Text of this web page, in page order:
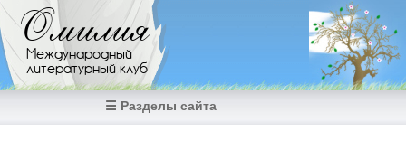
Перейти к основному содержанию
Омилия
Международный
литературный клуб
☰ Разделы сайта